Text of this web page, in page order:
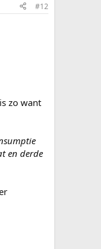
#12
zo want
en derde